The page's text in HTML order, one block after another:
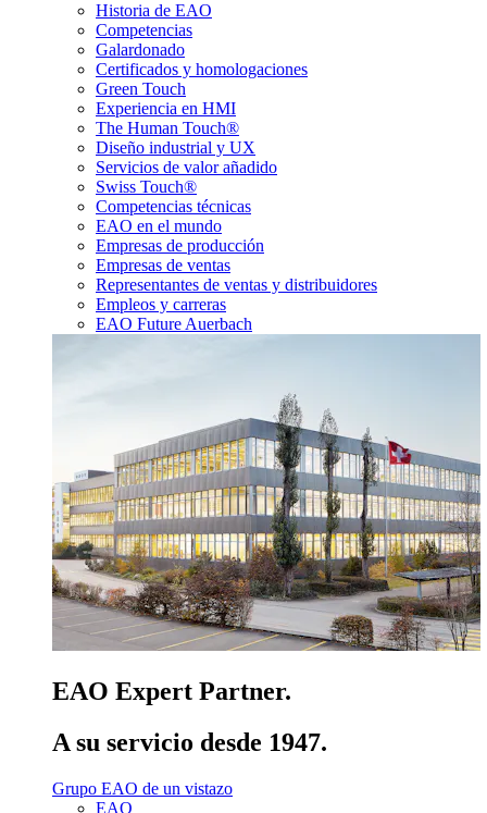
Historia de EAO
Competencias
Galardonado
Certificados y homologaciones
Green Touch
Experiencia en HMI
The Human Touch®
Diseño industrial y UX
Servicios de valor añadido
Swiss Touch®
Competencias técnicas
EAO en el mundo
Empresas de producción
Empresas de ventas
Representantes de ventas y distribuidores
Empleos y carreras
EAO Future Auerbach
EAO Expert Partner.
A su servicio desde 1947.
Grupo EAO de un vistazo
EAO